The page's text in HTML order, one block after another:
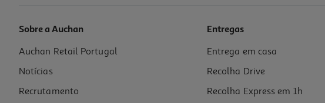
Pó Got2b Texturante Volume Instântaneo 10g
494 €/Kg
4,94 €
Sobre a Auchan
Auchan Retail Portugal
Notícias
Recrutamento
Entregas
Entrega em casa
Recolha Drive
Recolha Express em 1h